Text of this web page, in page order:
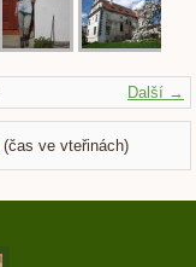
Další →
(čas ve vteřinách)